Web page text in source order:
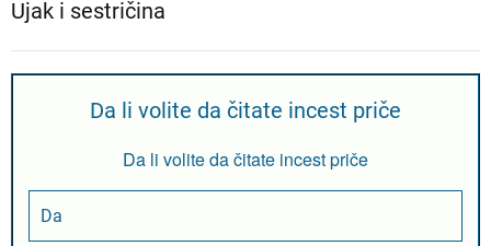
Ujak i sestričina
Da li volite da čitate incest priče
Da li volite da čitate incest priče
Da